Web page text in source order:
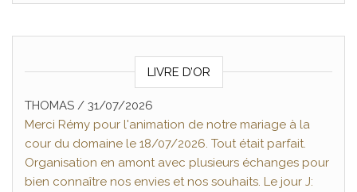
LIVRE D’OR
THOMAS / 31/07/2026
Merci Rémy pour l'animation de notre mariage à la
cour du domaine le 18/07/2026. Tout était parfait.
Organisation en amont avec plusieurs échanges pour
bien connaître nos envies et nos souhaits. Le jour J:
Nicolas Pommier/16/07/2026
Magnifique prestation de Rémy de Rythm'animation,
nous l'avons choisi pour notre mariage et notre
cérémonie laïque. Quelle bonheur de partager ses
moments avec une telle qualité de prestation . Tout